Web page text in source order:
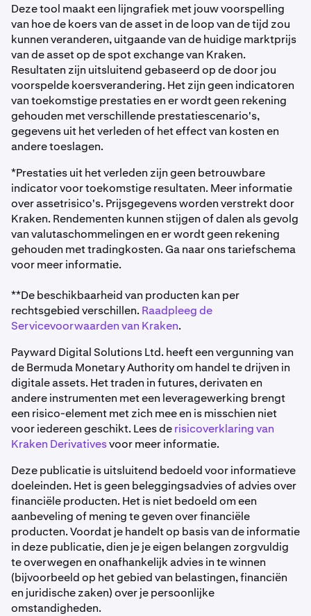
Deze tool maakt een lijngrafiek met jouw voorspelling
van hoe de koers van de asset in de loop van de tijd zou
kunnen veranderen, uitgaande van de huidige marktprijs
van de asset op de spot exchange van Kraken.
Resultaten zijn uitsluitend gebaseerd op de door jou
voorspelde koersverandering. Het zijn geen indicatoren
van toekomstige prestaties en er wordt geen rekening
gehouden met verschillende prestatiescenario's,
gegevens uit het verleden of het effect van kosten en
andere toeslagen.
*Prestaties uit het verleden zijn geen betrouwbare
indicator voor toekomstige resultaten. Meer informatie
over assetrisico's. Prijsgegevens worden verstrekt door
Kraken. Rendementen kunnen stijgen of dalen als gevolg
van valutaschommelingen en er wordt geen rekening
gehouden met tradingkosten. Ga naar ons tariefschema
voor meer informatie.
**De beschikbaarheid van producten kan per
rechtsgebied verschillen. Raadpleeg de
Servicevoorwaarden van Kraken.
Payward Digital Solutions Ltd. heeft een vergunning van
de Bermuda Monetary Authority om handel te drijven in
digitale assets. Het traden in futures, derivaten en
andere instrumenten met een leveragewerking brengt
een risico-element met zich mee en is misschien niet
voor iedereen geschikt. Lees derisicoverklaring van
Kraken Derivativesvoor meer informatie.
Deze publicatie is uitsluitend bedoeld voor informatieve
doeleinden. Het is geen beleggingsadvies of advies over
financiële producten. Het is niet bedoeld om een
aanbeveling of mening te geven over financiële
producten. Voordat je handelt op basis van de informatie
in deze publicatie, dien je je eigen belangen zorgvuldig
te overwegen en onafhankelijk advies in te winnen
(bijvoorbeeld op het gebied van belastingen, financiën
en juridische zaken) over je persoonlijke
omstandigheden.